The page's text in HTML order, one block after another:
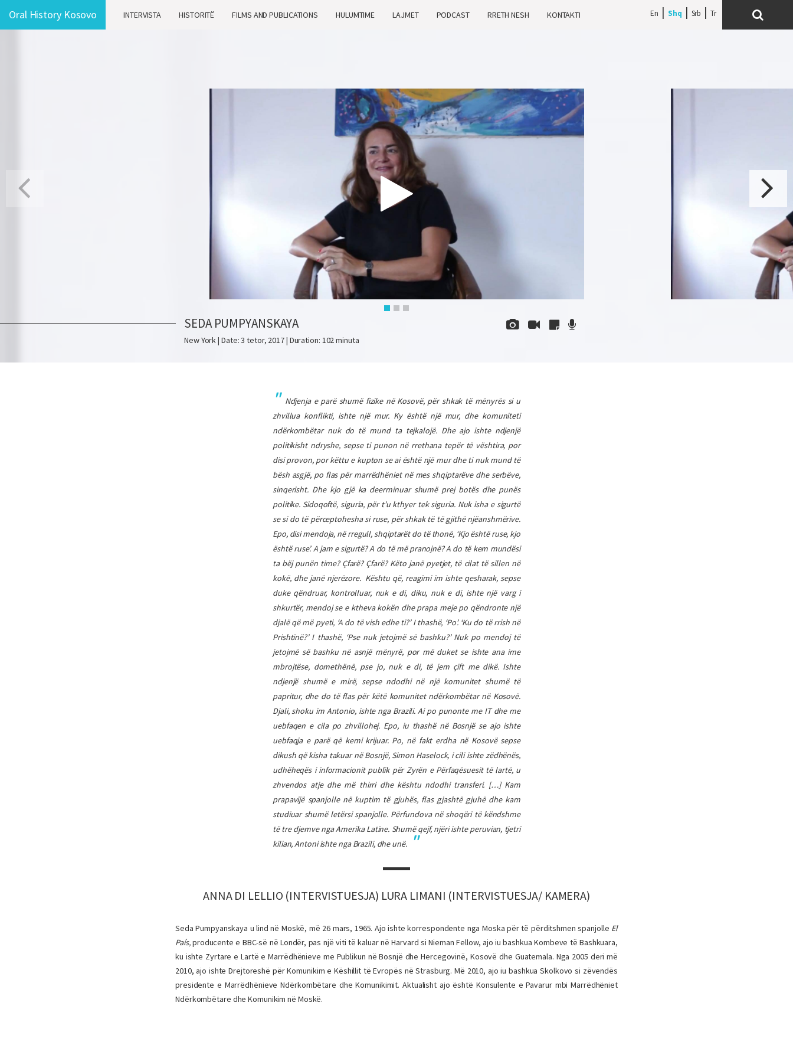
Oral History Kosovo INTERVISTA HISTORITË FILMS AND PUBLICATIONS HULUMTIME LAJMET PODCAST RRETH NESH KONTAKTI En Shq Srb
SEDA PUMPYANSKAYA
New York | Date: 3 tetor, 2017 | Duration: 102 minuta
Ndjenja e parë shumë fizike në Kosovë, për shkak të mënyrës si u
zhvillua konflikti, ishte një mur. Ky është një mur, dhe komuniteti
ndërkombëtar nuk do të mund ta tejkalojë. Dhe ajo ishte ndjenjë
politikisht ndryshe, sepse ti punon në rrethana tepër të vështira, por
disi provon, por këttu e kupton se ai është një mur dhe ti nuk mund të
bësh asgjë, po flas për marrëdhëniet në mes shqiptarëve dhe serbëve,
sinqerisht. Dhe kjo gjë ka deerminuar shumë prej botës dhe punës
politike. Sidoqoftë, siguria, për t’u kthyer tek siguria. Nuk isha e sigurtë
se si do të përceptohesha si ruse, për shkak të të gjithë njëanshmërive.
Epo, disi mendoja, në rregull, shqiptarët do të thonë, ‘Kjo është ruse, kjo
është ruse’. A jam e sigurtë? A do të më pranojnë? A do të kem mundësi
ta bëj punën time? Çfarë? Çfarë? Këto janë pyetjet, të cilat të sillen në
kokë, dhe janë njerëzore. Kështu që, reagimi im ishte qesharak, sepse
duke qëndruar, kontrolluar, nuk e di, diku, nuk e di, ishte një varg i
shkurtër, mendoj se e ktheva kokën dhe prapa meje po qëndronte një
djalë që më pyeti, ‘A do të vish edhe ti?’ I thashë, ‘Po’. ‘Ku do të rrish në
Prishtinë?’ I thashë, ‘Pse nuk jetojmë së bashku?’ Nuk po mendoj të
jetojmë së bashku në asnjë mënyrë, por më duket se ishte ana ime
mbrojtëse, domethënë, pse jo, nuk e di, të jem çift me dikë. Ishte
ndjenjë shumë e mirë, sepse ndodhi në një komunitet shumë të
papritur, dhe do të flas për këtë komunitet ndërkombëtar në Kosovë.
Djali, shoku im Antonio, ishte nga Brazili. Ai po punonte me IT dhe me
uebfaqen e cila po zhvillohej. Epo, iu thashë në Bosnjë se ajo ishte
uebfaqja e parë që kemi krijuar. Po, në fakt erdha në Kosovë sepse
dikush që kisha takuar në Bosnjë, Simon Haselock, i cili ishte zëdhënës,
udhëheqës i informacionit publik për Zyrën e Përfaqësuesit të lartë, u
zhvendos atje dhe më thirri dhe kështu ndodhi transferi. […] Kam
prapavijë spanjolle në kuptim të gjuhës, flas gjashtë gjuhë dhe kam
studiuar shumë letërsi spanjolle. Përfundova në shoqëri të këndshme
të tre djemve nga Amerika Latine. Shumë qejf, njëri ishte peruvian, tjetri
kilian, Antoni ishte nga Brazili, dhe unë.
ANNA DI LELLIO (INTERVISTUESJA) LURA LIMANI (INTERVISTUESJA/ KAMERA)
Seda Pumpyanskaya u lind në Moskë, më 26 mars, 1965. Ajo ishte korrespondente nga Moska për të përditshmen spanjolle El
País,producente e BBC-së në Londër, pas një viti të kaluar në Harvard si Nieman Fellow, ajo iu bashkua Kombeve të Bashkuara,
ku ishte Zyrtare e Lartë e Marrëdhënieve me Publikun në Bosnjë dhe Hercegovinë, Kosovë dhe Guatemala. Nga 2005 deri më
2010, ajo ishte Drejtoreshë për Komunikim e Këshillit të Evropës në Strasburg. Më 2010, ajo iu bashkua Skolkovo si zëvendës
presidente e Marrëdhënieve Ndërkombëtare dhe Komunikimit. Aktualisht ajo është Konsulente e Pavarur mbi Marrëdhëniet
Ndërkombëtare dhe Komunikim në Moskë.